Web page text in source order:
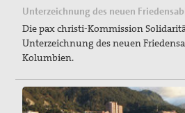
Unterzeichnung des neuen
Die pax christi-Kommission
Unterzeichnung des neuen
Kolumbien.